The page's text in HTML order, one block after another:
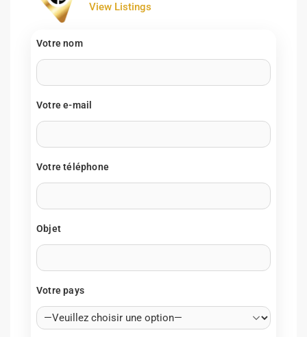
View Listings
Votre nom
Votre e-mail
Votre téléphone
Objet
Votre pays